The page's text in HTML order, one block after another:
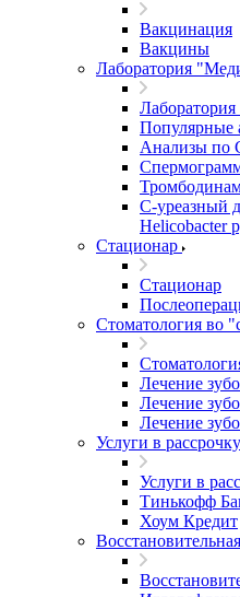
Вакцинация
Вакцины
Лаборатория
Популярные
Анализы по
С-уреазный
Helicobacter
Стационар
Стационар
Стоматология во
Лечение
Лечение
Лечение
Услуги в рассрочку
Услуги в
Тинькофф
Хоум Кредит